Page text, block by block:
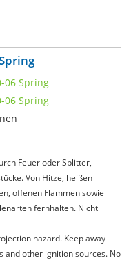
Feuer oder Splitter,
Von Hitze, heißen
offenen Flammen sowie
fernhalten. Nicht
hazard. Keep away
and other ignition sources. No